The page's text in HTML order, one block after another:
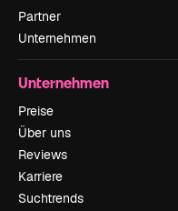
Partner
Unternehmen
Unternehmen
Preise
Über uns
Reviews
Karriere
Suchtrends